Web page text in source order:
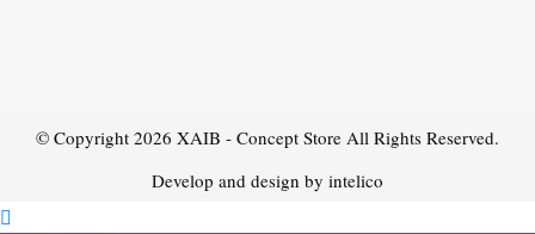
© Copyright 2026 XAIB - Concept Store All Rights Reserved.
Develop and design by intelico